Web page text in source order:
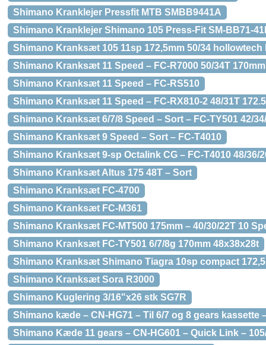
Shimano Kranklejer Pressfit MTB SMBB9441A
Shimano Kranklejer Shimano 105 Press-Fit SM-BB71-
Shimano Kranksæt 105 11sp 172,5mm 50/34 hollowtech
Shimano Kranksæt 11 Speed – FC-R7000 50/34T 170mm
Shimano Kranksæt 11 Speed – FC-RS510
Shimano Kranksæt 11 Speed – FC-RX810-2 48/31T
Shimano Kranksæt 6/7/8 Speed – Sort – FC-TY501 42/
Shimano Kranksæt 9 Speed – Sort – FC-T4010
Shimano Kranksæt 9-sp Octalink CG – FC-T4010 48/36/
Shimano Kranksæt Altus 175 48T – Sort
Shimano Kranksæt FC-4700
Shimano Kranksæt FC-M361
Shimano Kranksæt FC-MT500 175mm – 40/30/22T 10
Shimano Kranksæt FC-TY501 6/7/8g 170mm 48x38x28t
Shimano Kranksæt Shimano Tiagra 10sp compact
Shimano Kranksæt Sora R3000
Shimano Kuglering 3/16"x26 stk SG7R
Shimano kæde – CN-HG71 – Til 6/7 og 8 gears kassette
Shimano Kæde 11 gears – CN-HG601 – Quick Link –